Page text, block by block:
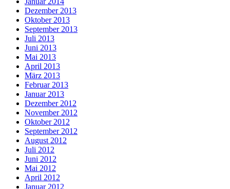
Dezember 2013
Oktober 2013
September 2013
Juli 2013
Juni 2013
Mai 2013
April 2013
März 2013
Februar 2013
Januar 2013
Dezember 2012
November 2012
Oktober 2012
September 2012
August 2012
Juli 2012
Juni 2012
Mai 2012
April 2012
Januar 2012